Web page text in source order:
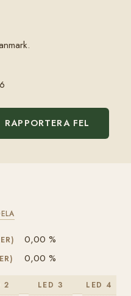
RAPPORTERA FEL
0,00 %
0,00 %
2 LED 3 LED 4